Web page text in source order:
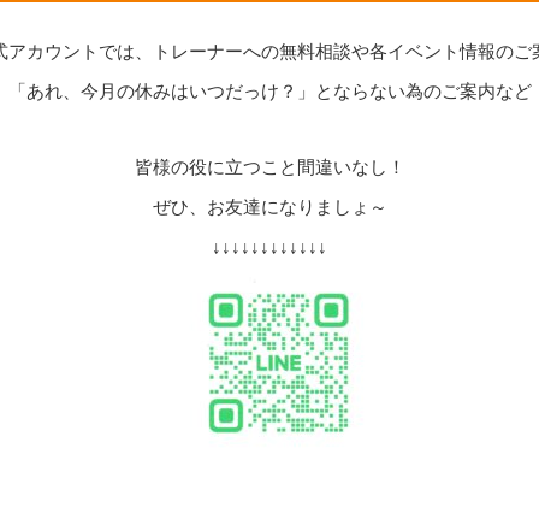
アカウントでは、トレーナーへの無料相談や各イベント情報のご
「あれ、今月の休みはいつだっけ？」とならない為のご案内など
皆様の役に立つこと間違いなし！
ぜひ、お友達になりましょ～
↓↓↓↓↓↓↓↓↓↓↓↓